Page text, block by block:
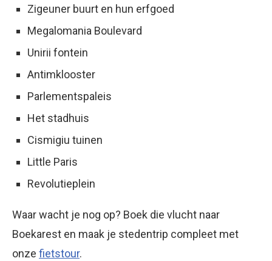
Zigeuner buurt en hun erfgoed
Megalomania Boulevard
Unirii fontein
Antimklooster
Parlementspaleis
Het stadhuis
Cismigiu tuinen
Little Paris
Revolutieplein
Waar wacht je nog op? Boek die vlucht naar
Boekarest en maak je stedentrip compleet met
onze fietstour.